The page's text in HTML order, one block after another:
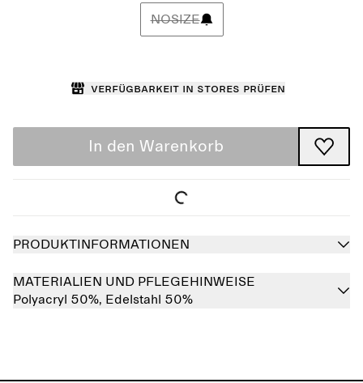
NOSIZE
Verfügbarkeit in Stores prüfen
In den Warenkorb
PRODUKTINFORMATIONEN
MATERIALIEN UND PFLEGEHINWEISE
Polyacryl 50%, Edelstahl 50%